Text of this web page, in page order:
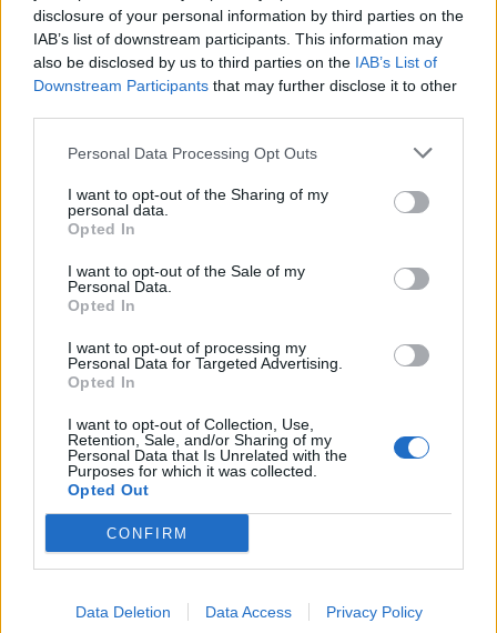
disclosure of your personal information by third parties on the
IAB’s list of downstream participants. This information may
also be disclosed by us to third parties on the IAB’s List of
Downstream Participants that may further disclose it to other
Personal Data Processing Opt Outs
I want to opt-out of the Sharing of my
personal data.
Opted In
I want to opt-out of the Sale of my
Personal Data.
Opted In
I want to opt-out of processing my
Personal Data for Targeted Advertising.
Opted In
I want to opt-out of Collection, Use,
Retention, Sale, and/or Sharing of my
Personal Data that Is Unrelated with the
Purposes for which it was collected.
Opted Out
CONFIRM
Data Deletion Data Access Privacy Policy